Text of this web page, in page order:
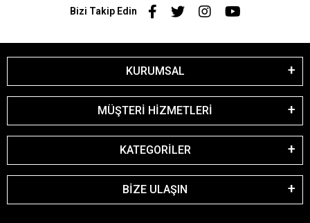
Bizi Takip Edin
KURUMSAL
MÜŞTERİ HİZMETLERİ
KATEGORİLER
BİZE ULAŞIN